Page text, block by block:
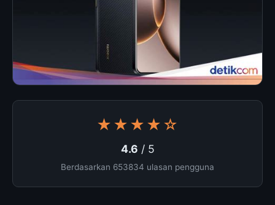
★★★★☆
4.6 / 5
Berdasarkan 653834 ulasan pengguna